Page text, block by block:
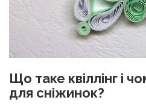
Що таке квіллінг і
для сніжинок?